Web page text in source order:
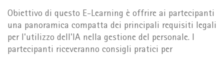
Obiettivo di questo E-Learning è offrire ai partecipanti
una panoramica compatta dei principali requisiti legali
per l'utilizzo dell'IA nella gestione del personale. I
partecipanti riceveranno consigli pratici per